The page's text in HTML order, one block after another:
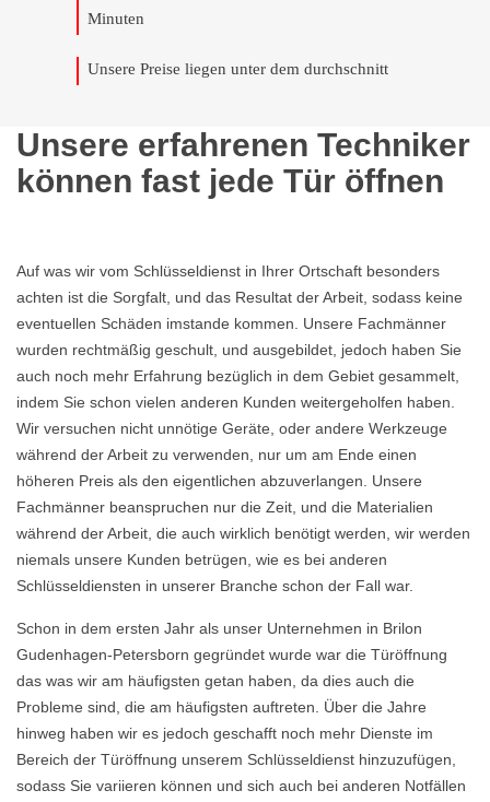
Minuten
Unsere Preise liegen unter dem durchschnitt
Unsere erfahrenen Techniker
können fast jede Tür öffnen
Auf was wir vom Schlüsseldienst in Ihrer Ortschaft besonders
achten ist die Sorgfalt, und das Resultat der Arbeit, sodass keine
eventuellen Schäden imstande kommen. Unsere Fachmänner
wurden rechtmäßig geschult, und ausgebildet, jedoch haben Sie
auch noch mehr Erfahrung bezüglich in dem Gebiet gesammelt,
indem Sie schon vielen anderen Kunden weitergeholfen haben.
Wir versuchen nicht unnötige Geräte, oder andere Werkzeuge
während der Arbeit zu verwenden, nur um am Ende einen
höheren Preis als den eigentlichen abzuverlangen. Unsere
Fachmänner beanspruchen nur die Zeit, und die Materialien
während der Arbeit, die auch wirklich benötigt werden, wir werden
niemals unsere Kunden betrügen, wie es bei anderen
Schlüsseldiensten in unserer Branche schon der Fall war.
Schon in dem ersten Jahr als unser Unternehmen in Brilon
Gudenhagen-Petersborn gegründet wurde war die Türöffnung
das was wir am häufigsten getan haben, da dies auch die
Probleme sind, die am häufigsten auftreten. Über die Jahre
hinweg haben wir es jedoch geschafft noch mehr Dienste im
Bereich der Türöffnung unserem Schlüsseldienst hinzuzufügen,
sodass Sie variieren können und sich auch bei anderen Notfällen